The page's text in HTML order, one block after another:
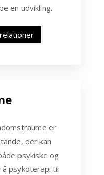
en udvikling.
er
der kan
psykiske og
psykoterapi til